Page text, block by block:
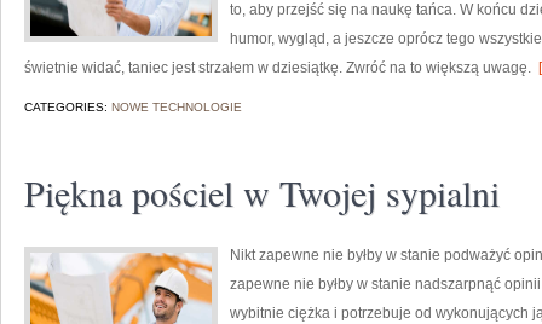
to, aby przejść się na naukę tańca. W końcu
humor, wygląd, a jeszcze oprócz tego
świetnie widać, taniec jest strzałem w dziesiątkę. Zwróć na to większą uwagę.
CATEGORIES: NOWE TECHNOLOGIE
Piękna pościel w Twojej sypialni
Nikt zapewne nie byłby w stanie podważyć
zapewne nie byłby w stanie nadszarpnąć
wybitnie ciężka i potrzebuje od wykonujących